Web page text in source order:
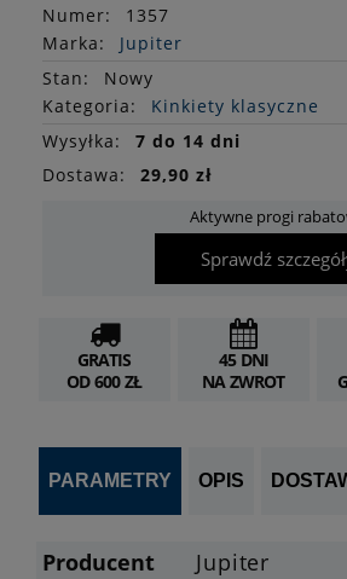
Numer:
1357
Marka:
Jupiter
Stan:
Nowy
Kategoria:
Kinkiety klasyczne
Wysyłka:
7 do 14 dni
Dostawa:
29,90 zł
Aktywne progi
Sprawdź
GRATIS
OD 600 ZŁ
45 DNI
NA ZWROT
PARAMETRY OPIS
Producent
Jupiter